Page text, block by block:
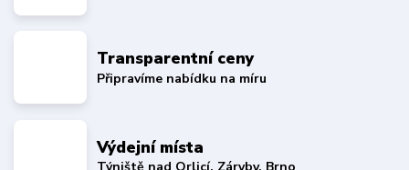
Transparentní ceny
Připravíme nabídku na míru
Výdejní místa